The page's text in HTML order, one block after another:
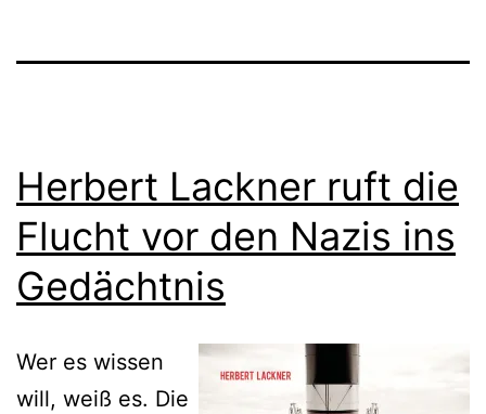
Herbert Lackner ruft die
Flucht vor den Nazis ins
Gedächtnis
Wer es wissen
will, weiß es. Die